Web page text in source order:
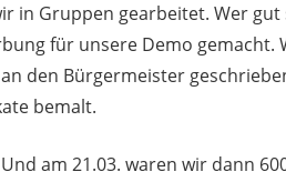
in Gruppen gearbeitet. Wer
für unsere Demo
den Bürgermeister
bemalt.
am 21.03. waren wir dann